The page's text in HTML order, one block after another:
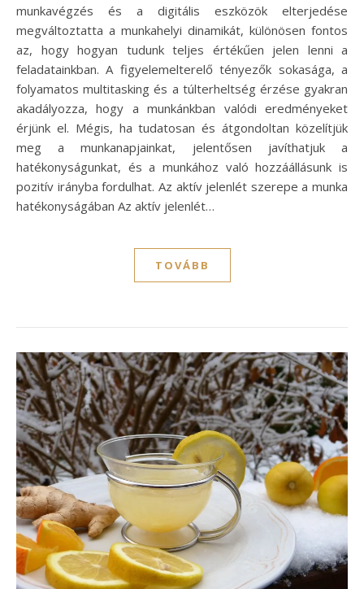
munkavégzés és a digitális eszközök elterjedése
megváltoztatta a munkahelyi dinamikát, különösen fontos
az, hogy hogyan tudunk teljes értékűen jelen lenni a
feladatainkban. A figyelemelterelő tényezők sokasága, a
folyamatos multitasking és a túlterheltség érzése gyakran
akadályozza, hogy a munkánkban valódi eredményeket
érjünk el. Mégis, ha tudatosan és átgondoltan közelítjük
meg a munkanapjainkat, jelentősen javíthatjuk a
hatékonyságunkat, és a munkához való hozzáállásunk is
pozitív irányba fordulhat. Az aktív jelenlét szerepe a munka
hatékonyságában Az aktív jelenlét…
TOVÁBB